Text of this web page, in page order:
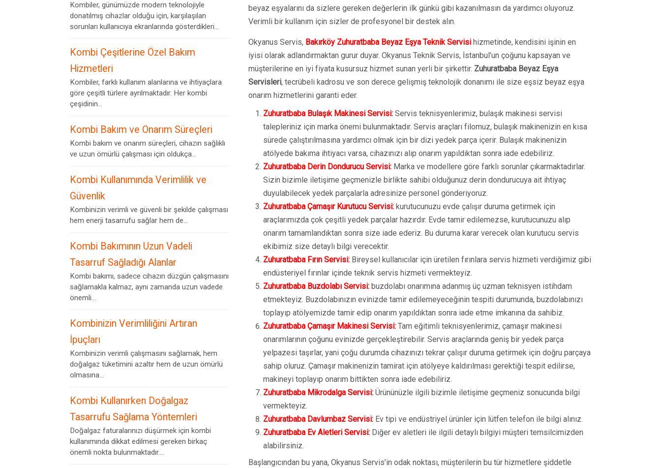
beyaz eşyalarını da sizlere gereken değerlerin ilk günkü gibi kazanılmasın da yardımcı oluyoruz.
Verimli bir kullanım için sizler de profesyonel bir destek alın.
Okyanus Servis, Bakırköy Zuhuratbaba Beyaz Eşya Teknik Servisi hizmetinde, kendisini işinin en
iyisi olarak adlandırmaktan gurur duyar. Okyanus Teknik Servis, İstanbul’un çoğunu kapsayan ve
müşterilerine en iyi fiyata kusursuz hizmet sunan yerli bir şirkettir. Zuhuratbaba Beyaz Eşya
Servisleri, tecrübeli kadrosu ve son derece gelişmiş teknolojik donanımı ile size eşsiz beyaz eşya
onarım hizmetlerini garanti eder.
Zuhuratbaba Bulaşık Makinesi Servisi: Servis teknisyenlerimiz, bulaşık makinesi servisi
talepleriniz için marka önemi bulunmaktadır. Servis araçları filomuz, bulaşık makinenizin en kısa
sürede çalıştırılmasına yardımcı olmak için bir dizi yedek parça içerir. Bulaşık makinenizin
atölyede bakıma ihtiyacı varsa, cihazınızı alıp onarım yapıldıktan sonra iade edebiliriz.
Zuhuratbaba Derin Dondurucu Servisi: Marka ve modellere göre farklı sorunlar çıkarmaktadırlar.
Sizin bizimle iletişime geçmenizle birlikte sahibi olduğunuz derin dondurucuya ait ihtiyaç
duyulabilecek yedek parçalarla adresinize personel gönderiyoruz.
Zuhuratbaba Çamaşır Kurutucu Servisi: kurutucunuzu evde çalışır duruma getirmek için
araçlarımızda çok çeşitli yedek parçalar hazırdır. Evde tamir edilemezse, kurutucunuzu alıp
onarım tamamlandıktan sonra size iade ederiz. Bu duruma karar verecek olan kurutucu servis
ekibimiz size detaylı bilgi verecektir.
Zuhuratbaba Fırın Servisi: Bireysel kullanıcılar için üretilen fırınlara servis hizmeti verdiğimiz gibi
endüsteriyel fırınlar içinde teknik servis hizmeti vermekteyiz.
Zuhuratbaba Buzdolabı Servisi: buzdolabı onarımına adanmış üç uzman teknisyen istihdam
etmekteyiz. Buzdolabınızın evinizde tamir edilemeyeceğinin tespiti durumunda, buzdolabınızı
toplayıp atölyemizde tamir edip onarım yapıldıktan sonra iade etme imkanına da sahibiz.
Zuhuratbaba Çamaşır Makinesi Servisi: Tam eğitimli teknisyenlerimiz, çamaşır makinesi
onarımlarının çoğunu evinizde gerçekleştirebilir. Servis araçlarında geniş bir yedek parça
yelpazesi taşırlar, yani çoğu durumda cihazınızı tekrar çalışır duruma getirmek için doğru parçaya
sahip oluruz. Çamaşır makinenizin tamirat için atölyeye kaldırılması gerektiği tespit edilirse,
makineyi toplayıp onarım bittikten sonra iade edebiliriz.
Zuhuratbaba Mikrodalga Servisi: Ürününüzle ilgili bizimle iletişime geçmeniz sonucunda bilgi
vermekteyiz.
Zuhuratbaba Davlumbaz Servisi: Ev tipi ve endüstriyel ürünler için lütfen telefon ile bilgi alınız.
Zuhuratbaba Ev Aletleri Servisi: Diğer ev aletleri ile ilgili detaylı bilgiyi müşteri temsilcimizden
alabilirsiniz.
Başlangıcından bu yana, Okyanus Servis’in odak noktası, müşterilerin bu tür hizmetlere şiddetle
Kombiler, günümüzde modern teknolojiyle
donatılmış cihazlar olduğu için, karşılaşılan
sorunları kullanıcıya ekranlarında gösterdikleri...
Kombi Çeşitlerine Özel Bakım
Hizmetleri
Kombiler, farklı kullanım alanlarına ve ihtiyaçlara
göre çeşitli türlere ayrılmaktadır. Her kombi
çeşidinin...
Kombi Bakım ve Onarım Süreçleri
Kombi bakım ve onarım süreçleri, cihazın sağlıklı
ve uzun ömürlü çalışması için oldukça...
Kombi Kullanımında Verimlilik ve
Güvenlik
Kombinizin verimli ve güvenli bir şekilde çalışması
hem enerji tasarrufu sağlar hem de...
Kombi Bakımının Uzun Vadeli
Tasarruf Sağladığı Alanlar
Kombi bakımı, sadece cihazın düzgün çalışmasını
sağlamakla kalmaz, aynı zamanda uzun vadede
önemli...
Kombinizin Verimliliğini Artıran
İpuçları
Kombinizin verimli çalışmasını sağlamak, hem
doğalgaz tüketimini azaltır hem de uzun ömürlü
olmasına...
Kombi Kullanırken Doğalgaz
Tasarrufu Sağlama Yöntemleri
Doğalgaz faturalarınızı düşürmek için kombi
kullanımında dikkat edilmesi gereken birkaç
önemli nokta bulunmaktadır....